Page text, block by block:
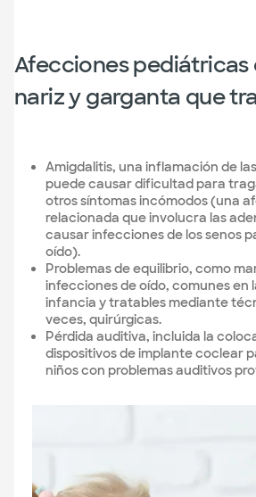
Afecciones pediátricas
nariz y garganta que
Amigdalitis, una inflamación de
puede causar dificultad para
otros síntomas incómodos (una
relacionada que involucra las
causar infecciones de los senos
oído).
Problemas de equilibrio, como
infecciones de oído, comunes en
infancia y tratables mediante
veces, quirúrgicas.
Pérdida auditiva, incluida la
dispositivos de implante coclear
niños con problemas auditivos